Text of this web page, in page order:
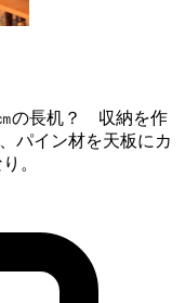
の長机？ 収納を作
パイン材を天板にカ
。